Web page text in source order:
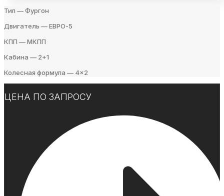
Тип — Фургон
Двигатель — ЕВРО-5
КПП — МКПП
Кабина — 2+1
Колесная формула — 4×2
ЦЕНА ПО ЗАПРОСУ